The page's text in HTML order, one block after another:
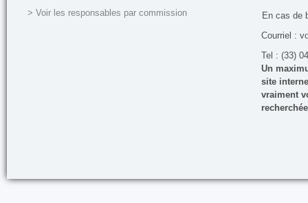
> Voir les responsables par commission
En cas de
Courriel :
Tel : (33)
Un
site
vraiment